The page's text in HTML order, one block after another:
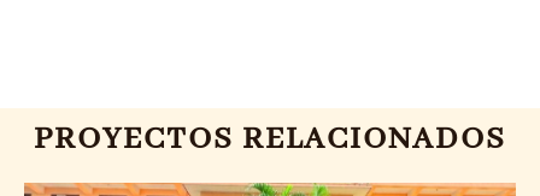
PROYECTOS RELACIONADOS